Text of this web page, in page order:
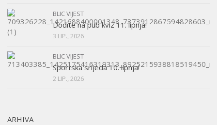
BLIC VIJEST
Dođite na pub kviz 11. lipnja!
3 LIP., 2026
BLIC VIJEST
Sportska srijeda 10. lipnja!
2 LIP., 2026
ARHIVA